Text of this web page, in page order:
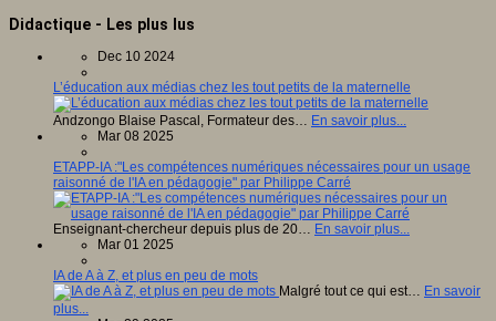
Didactique - Les plus lus
Dec 10 2024
L’éducation aux médias chez les tout petits de la maternelle
Andzongo Blaise Pascal, Formateur des… En savoir plus...
Mar 08 2025
ETAPP-IA :"Les compétences numériques nécessaires pour un usage
raisonné de l'IA en pédagogie" par Philippe Carré
Enseignant-chercheur depuis plus de 20… En savoir plus...
Mar 01 2025
IA de A à Z, et plus en peu de mots
Malgré tout ce qui est… En savoir
plus...